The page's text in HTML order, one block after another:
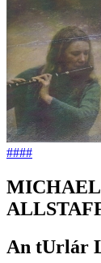
####
MICHAEL
An tUrlár